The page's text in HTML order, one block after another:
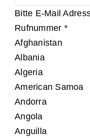
Bitte E-Mail
Rufnummer *
Afghanistan
Albania
Algeria
American Samoa
Andorra
Angola
Anguilla